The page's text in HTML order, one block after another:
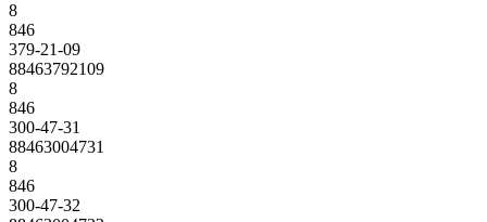
8
846
379-21-09
88463792109
8
846
300-47-31
88463004731
8
846
300-47-32